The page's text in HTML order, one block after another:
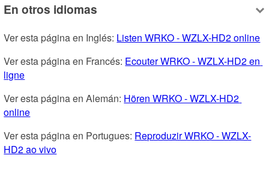
En otros idiomas
Ver esta página en Inglés: Listen WRKO - WZLX-HD2 online
Ver esta página en Francés: Ecouter WRKO - WZLX-HD2 en
ligne
Ver esta página en Alemán: Hören WRKO - WZLX-HD2
online
Ver esta página en Portugues: Reproduzir WRKO - WZLX-
HD2 ao vivo